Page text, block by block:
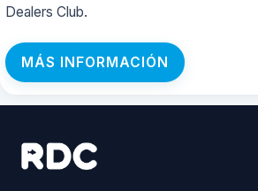
Dealers Club.
MÁS INFORMACIÓN